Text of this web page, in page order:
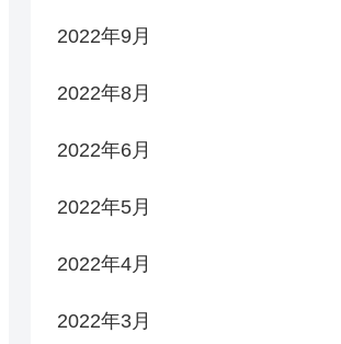
2022年9月
2022年8月
2022年6月
2022年5月
2022年4月
2022年3月